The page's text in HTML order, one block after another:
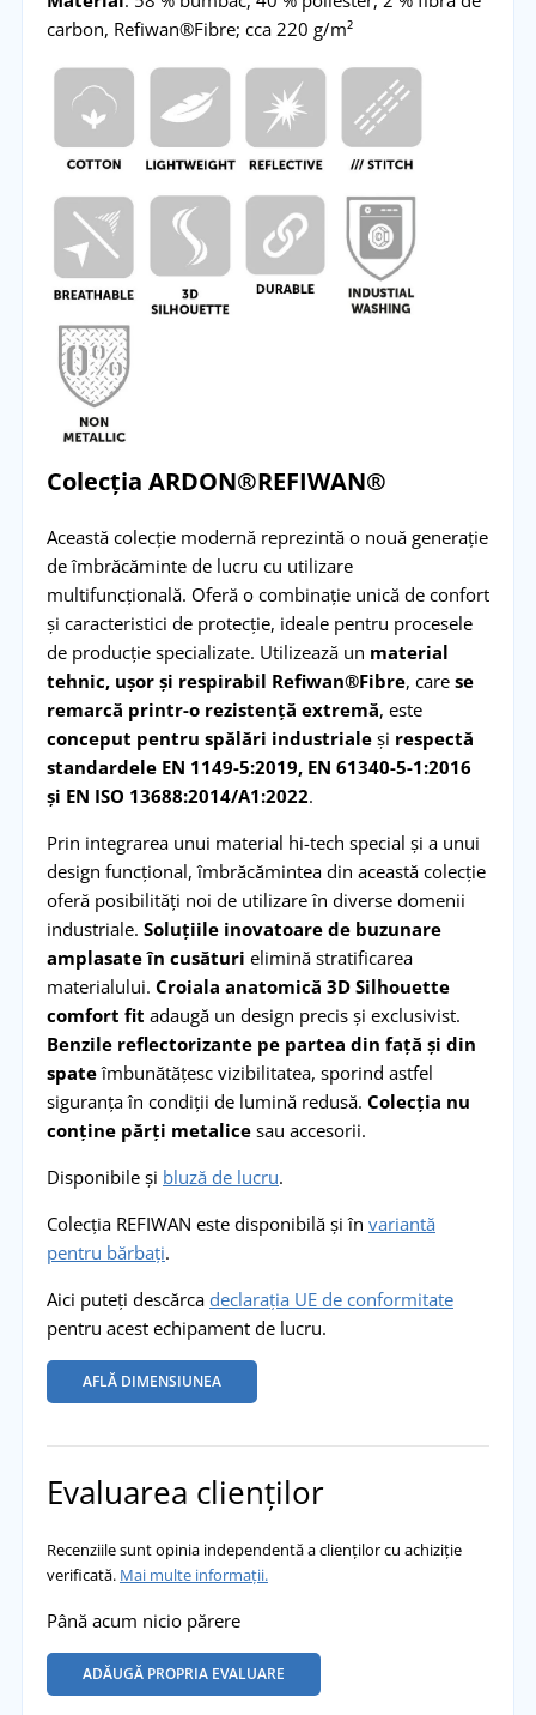
carbon, Refiwan®Fibre; cca 220 g/m²
Colecția ARDON®REFIWAN®
Această colecție modernă reprezintă o nouă generație
de îmbrăcăminte de lucru cu utilizare
multifuncțională. Oferă o combinație unică de confort
și caracteristici de protecție, ideale pentru procesele
de producție specializate. Utilizează un material
tehnic, ușor și respirabil Refiwan®Fibre, care se
remarcă printr-o rezistență extremă, este
conceput pentru spălări industrialeși respectă
standardele EN 1149-5:2019, EN 61340-5-1:2016
și EN ISO 13688:2014/A1:2022.
Prin integrarea unui material hi-tech special și a unui
design funcțional, îmbrăcămintea din această colecție
oferă posibilități noi de utilizare în diverse domenii
industriale. Soluțiile inovatoare de buzunare
amplasate în cusături elimină stratificarea
materialului. Croiala anatomică 3D Silhouette
comfort fit adaugă un design precis și exclusivist.
Benzile reflectorizante pe partea din față și din
spateîmbunătățesc vizibilitatea, sporind astfel
siguranța în condiții de lumină redusă. Colecția nu
conține părți metalicesau accesorii.
Disponibile și bluză de lucru.
Colecția REFIWAN este disponibilă și în variantă
pentru bărbați.
Aici puteți descărca declarația UE de conformitate
pentru acest echipament de lucru.
AFLĂ DIMENSIUNEA
Evaluarea clienților
Recenziile sunt opinia independentă a clienților cu achiziție
verificată. Mai multe informații.
Până acum nicio părere
ADĂUGĂ PROPRIA EVALUARE